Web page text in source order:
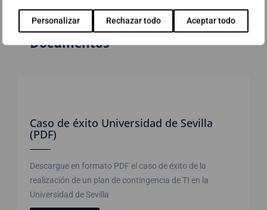
Personalizar Rechazar todo Aceptar todo
Documentos
Caso de éxito Universidad de Sevilla
(PDF)
Descargue en formato PDF el caso de éxito de la
realización de un plan de contingencia de TI en la
Universidad de Sevilla